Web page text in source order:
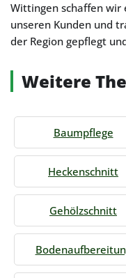
Wittingen schaffen
unseren Kunden und
der Region gepflegt
Weitere
Baumpflege
Heckenschnitt
Gehölzschnitt